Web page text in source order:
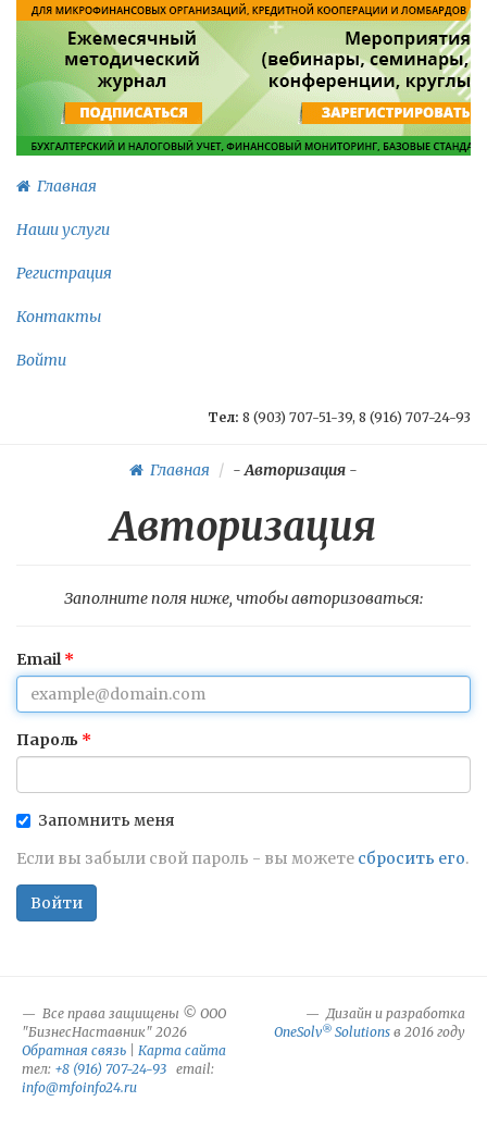
Главная
Наши услуги
Регистрация
Контакты
Войти
Тел: 8 (903) 707-51-39, 8 (916) 707-24-93
Главная -Авторизация -
Авторизация
Заполните поля ниже, чтобы авторизоваться:
Email
Пароль
Запомнить меня
Если вы забыли свой пароль - вы можете сбросить его.
Войти
Все права защищены © ООО
"БизнесНаставник" 2026
Обратная связь
Карта сайта
тел: +8 (916) 707-24-93 email:
info@mfoinfo24.ru
Дизайн и разработка
OneSolv® Solutions в 2016 году